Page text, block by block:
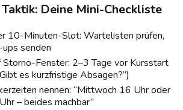
Deine Mini-Checkliste
10-Minuten-Slot: Wartelisten prüfen,
senden
Storno-Fenster: 2–3 Tage vor Kursstart
es kurzfristige Absagen?”)
nennen: “Mittwoch 16 Uhr oder
– beides machbar”